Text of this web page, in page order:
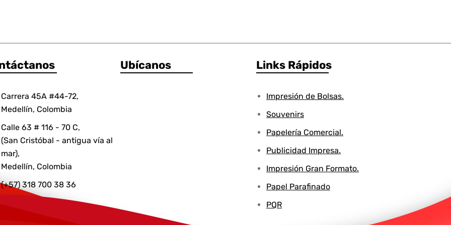
Carrera 45A #44-72,
Medellín, Colombia
Calle 63 # 116 - 70 C,
(San Cristóbal - antigua vía al
mar),
Medellín, Colombia
(+57) 318 700 38 36
Ubícanos Links Rápidos
Impresión de Bolsas.
Souvenirs
Papelería Comercial.
Publicidad Impresa.
Impresión Gran Formato.
Papel Parafinado
PQR